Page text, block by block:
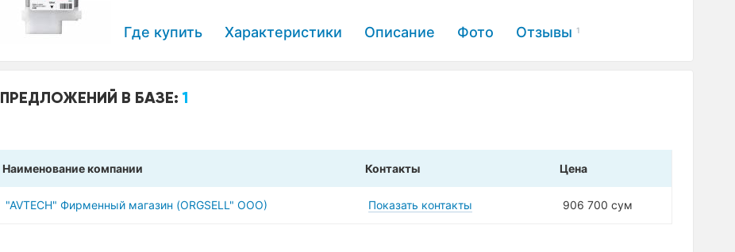
Где купить Характеристики Описание Фото Отзывы1
ПРЕДЛОЖЕНИЙ В БАЗЕ:1
Наименование компании Контакты Цена
"AVTECH" Фирменный магазин (ORGSELL" ООО) Показать контакты 906 700 сум